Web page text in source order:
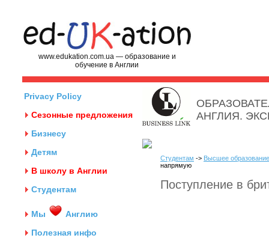
www.edukation.com.ua — образование и
обучение в Англии
Privacy Policy
Сезонные предложения
Бизнесу
Детям
В школу в Англии
Студентам
Мы
Англию
Полезная инфо
АНГЛИЯ.
Студентам -> Высшее
напрямую
Поступление в